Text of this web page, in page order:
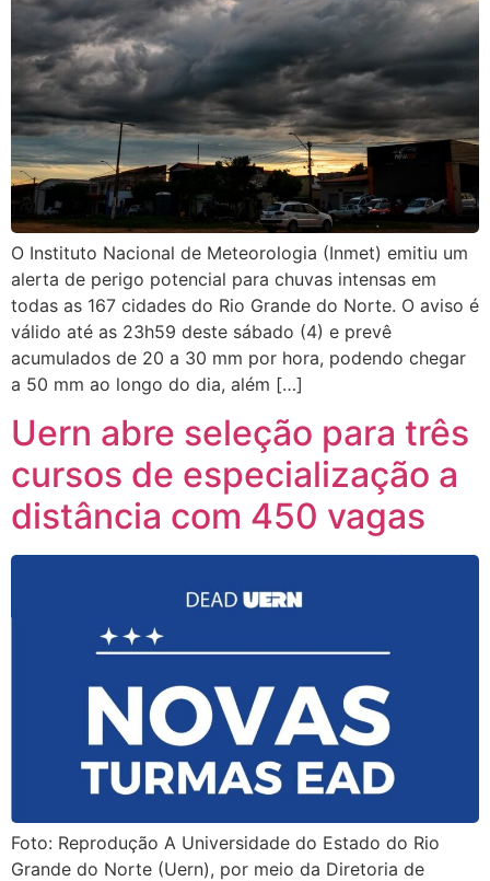
O Instituto Nacional de Meteorologia (Inmet) emitiu um
alerta de perigo potencial para chuvas intensas em
todas as 167 cidades do Rio Grande do Norte. O aviso é
válido até as 23h59 deste sábado (4) e prevê
acumulados de 20 a 30 mm por hora, podendo chegar
a 50 mm ao longo do dia, além […]
Uern abre seleção para três
cursos de especialização a
distância com 450 vagas
Foto: Reprodução A Universidade do Estado do Rio
Grande do Norte (Uern), por meio da Diretoria de